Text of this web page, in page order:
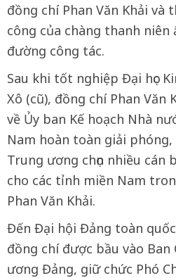
đồng chí Phan Văn Khải và
công của chàng thanh niên
đường công tác.
Sau khi tốt nghiệp Đại học
Xô (cũ), đồng chí Phan Văn
về Ủy ban Kế hoạch Nhà
Nam hoàn toàn giải
Trung ương chọn nhiều cán
cho các tỉnh miền Nam
Phan Văn Khải.
Đến Đại hội Đảng toàn
đồng chí được bầu vào Ban
ương Đảng, giữ chức Phó